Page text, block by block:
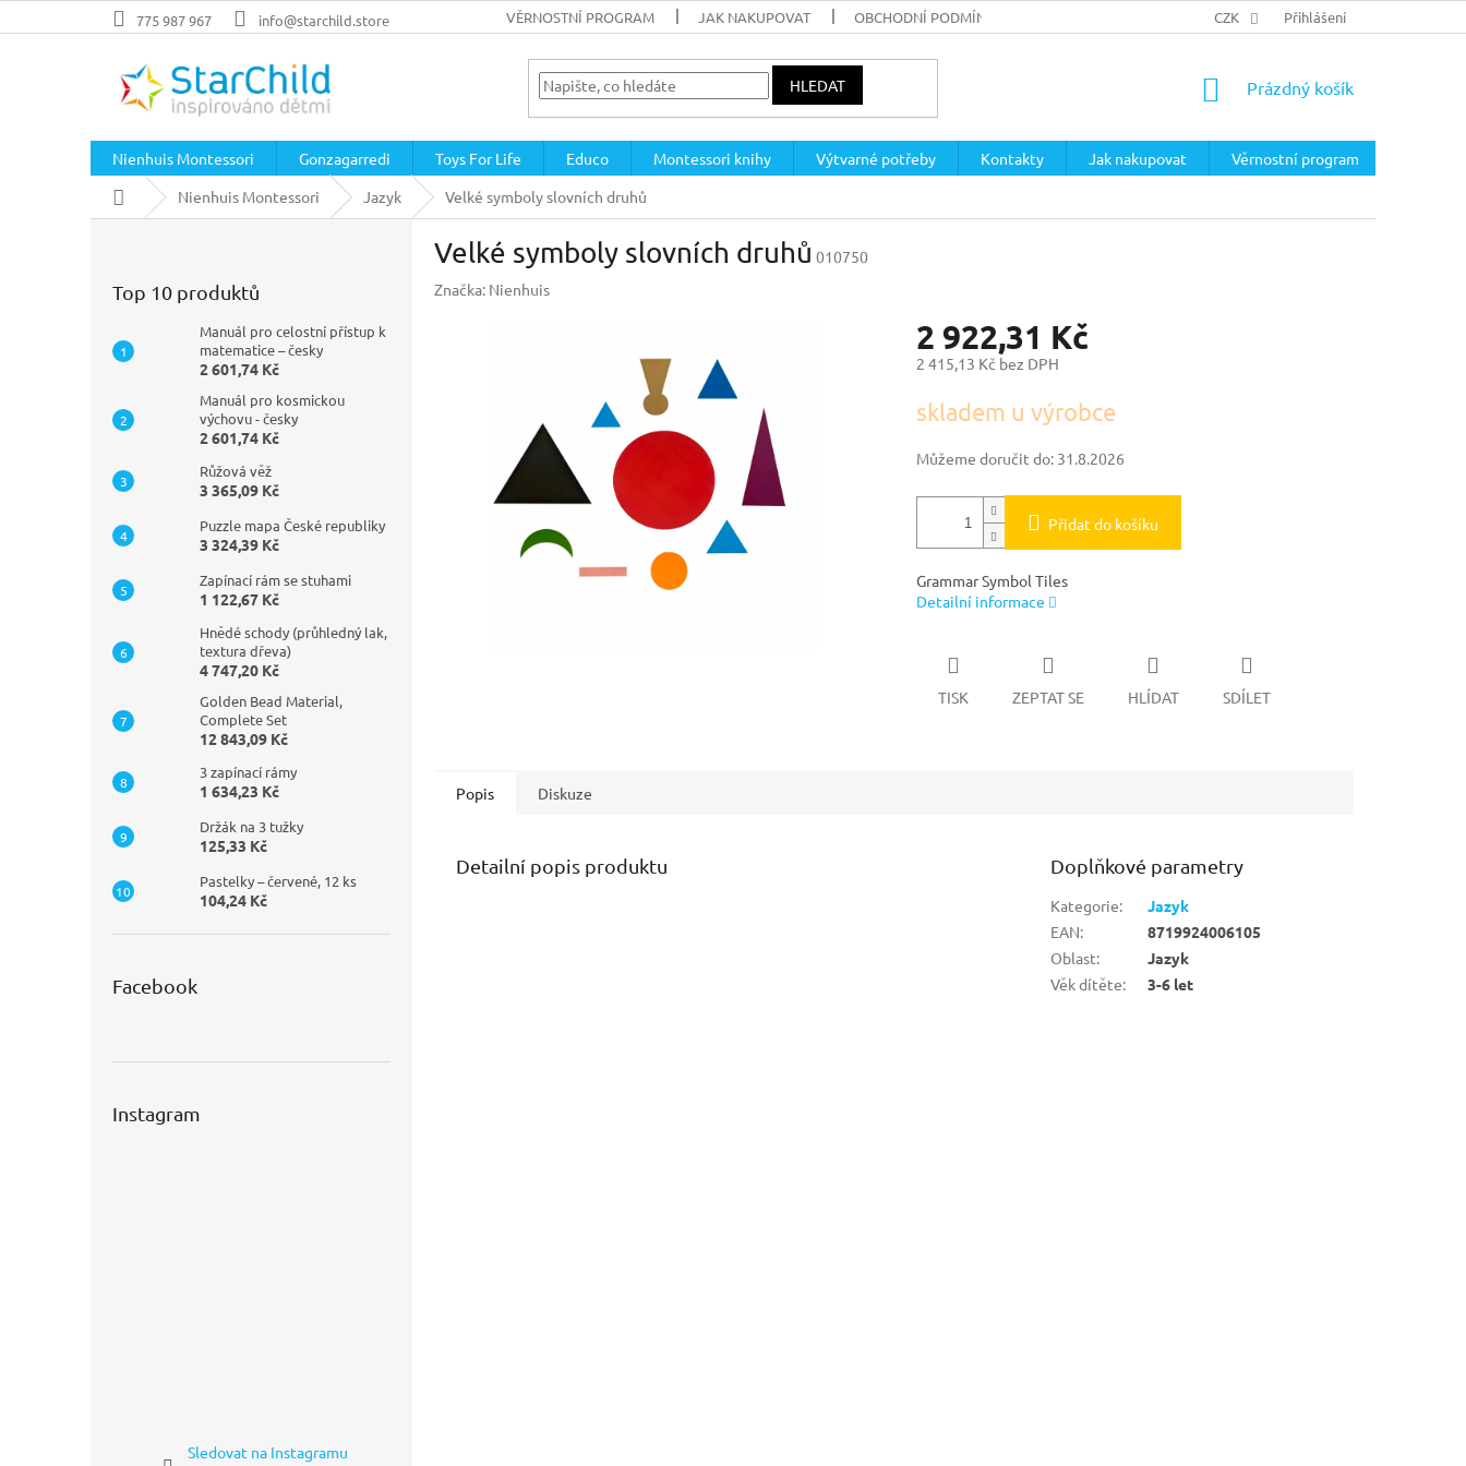
na
775 987 967 info@starchild.store VĚRNOSTNÍ PROGRAM JAK NAKUPOVAT OBCHODNÍ PODMÍNKY PODMÍNKY OCHRANY OSOBNÍCH ÚDAJŮ
CZK Přihlášení
HLEDAT
NÁKUPNÍ
Prázdný košík
Nienhuis Montessori Gonzagarredi Toys For Life Educo Montessori knihy Výtvarné potřeby Kontakty Jak nakupovat
Věrnostní program
Domů
Nienhuis Montessori Jazyk Velké symboly slovních druhů
Top 10 produktů
Manuál pro celostní přístup k
matematice – česky
2 601,74 Kč
Manuál pro kosmickou
výchovu - česky
2 601,74 Kč
Růžová věž
3 365,09 Kč
Puzzle mapa České republiky
3 324,39 Kč
Zapínací rám se stuhami
1 122,67 Kč
Hnědé schody (průhledný lak,
textura dřeva)
4 747,20 Kč
Golden Bead Material,
Complete Set
12 843,09 Kč
3 zapínací rámy
1 634,23 Kč
Držák na 3 tužky
125,33 Kč
Pastelky – červené, 12 ks
104,24 Kč
Facebook
Instagram
Sledovat na Instagramu
Velké symboly slovních druhů 010750
Značka: Nienhuis
2 922,31 Kč
2 415,13 Kč bez DPH
cena:
skladem u výrobce
Můžeme doručit do: 31.8.2026
Přidat do košíku
Grammar Symbol Tiles
Detailní informace
TISK ZEPTAT SE HLÍDAT SDÍLET
Popis Diskuze
Detailní popis produktu Doplňkové parametry
Kategorie:
Jazyk
EAN:
8719924006105
Oblast:
Jazyk
Věk dítěte: 3-6 let